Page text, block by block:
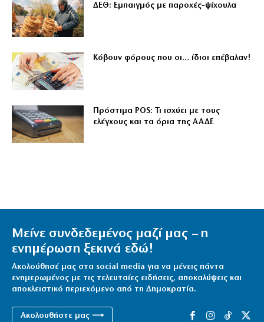
ΔΕΘ: Εμπαιγμός με παροχές-ψίχουλα
Κόβουν φόρους που οι… ίδιοι επέβαλαν!
Πρόστιμα POS: Τι ισχύει με τους
ελέγχους και τα όρια της ΑΑΔΕ
Μείνε συνδεδεμένος μαζί μας – η
ενημέρωση ξεκινά εδώ!
Ακολούθησέ μας στα social media για να μένεις πάντα
ενημερωμένος με τις τελευταίες ειδήσεις, αποκαλύψεις και
αποκλειστικό περιεχόμενο από τη Δημοκρατία.
Ακολουθήστε μας ⟶